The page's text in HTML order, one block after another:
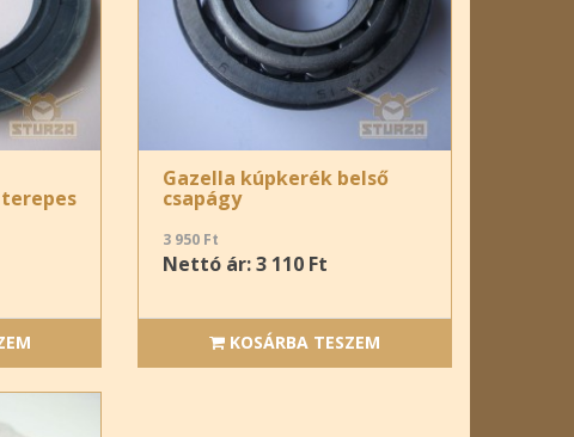
Gazella kúpkerék belső
csapágy
3 950 Ft
Nettó ár: 3 110 Ft
KOSÁRBA TESZEM